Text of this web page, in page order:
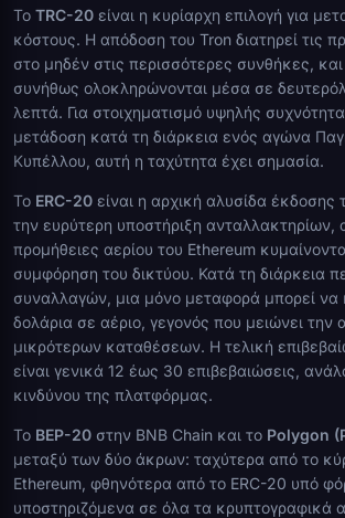
Το TRC-20 είναι η κυρίαρχη επιλογή για
κόστους. Η απόδοση του Tron διατηρεί τις
στο μηδέν στις περισσότερες συνθήκες, και
συνήθως ολοκληρώνονται μέσα σε
λεπτά. Για στοιχηματισμό υψηλής
μετάδοση κατά τη διάρκεια ενός αγώνα
Κυπέλλου, αυτή η ταχύτητα έχει σημασία.
Το ERC-20 είναι η αρχική αλυσίδα έκδοσης
την ευρύτερη υποστήριξη ανταλλακτηρίων,
προμήθειες αερίου του Ethereum
συμφόρηση του δικτύου. Κατά τη διάρκεια
συναλλαγών, μια μόνο μεταφορά μπορεί να
δολάρια σε αέριο, γεγονός που μειώνει την
μικρότερων καταθέσεων. Η τελική
είναι γενικά 12 έως 30 επιβεβαιώσεις,
κινδύνου της πλατφόρμας.
Το BEP-20 στην BNB Chain και το Polygon
μεταξύ των δύο άκρων: ταχύτερα από το
Ethereum, φθηνότερα από το ERC-20 υπό
υποστηριζόμενα σε όλα τα κρυπτογραφικά